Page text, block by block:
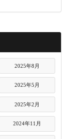
2025年8月
2025年5月
2025年2月
2024年11月